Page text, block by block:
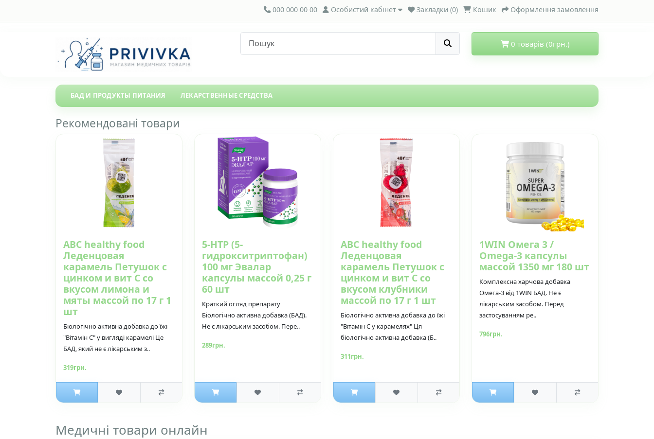
000 000 00 00 Особистий кабінет Закладки (0) Кошик Оформлення замовлення
0 товарів (0грн.)
БАД И ПРОДУКТЫ ПИТАНИЯ ЛЕКАРСТВЕННЫЕ СРЕДСТВА
Рекомендовані товари
ABC healthy food
Леденцовая
карамель Петушок с
цинком и вит С со
вкусом лимона и
мяты массой по 17 г 1
шт
Біологічно активна добавка до їжі
"Вітамін C" у вигляді карамелі Це
БАД, який не є лікарським з..
319грн.
5-НТР (5-
гидрокситриптофан)
100 мг Эвалар
капсулы массой 0,25 г
60 шт
Краткий огляд препарату
Біологічно активна добавка (БАД).
Не є лікарським засобом. Пере..
289грн.
ABC healthy food
Леденцовая
карамель Петушок с
цинком и вит С со
вкусом клубники
массой по 17 г 1 шт
Біологічно активна добавка до їжі
"Вітамін C у карамелях" Ця
біологічно активна добавка (Б..
311грн.
1WIN Омега 3 /
Omega-3 капсулы
массой 1350 мг 180 шт
Комплексна харчова добавка
Омега-3 від 1WIN БАД. Не є
лікарським засобом. Перед
застосуванням ре..
796грн.
Медичні товари онлайн